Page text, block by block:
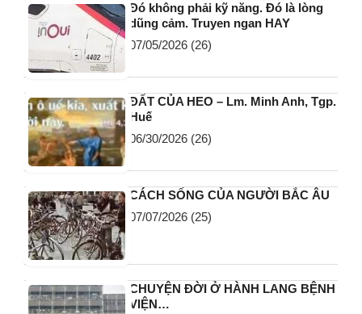
Đó không phải kỹ năng. Đó là lòng
dũng cảm. Truyen ngan HAY
07/05/2026 (26)
ĐẤT CỦA HEO – Lm. Minh Anh, Tgp.
Huế
06/30/2026 (26)
CÁCH SỐNG CỦA NGƯỜI BẮC ÂU
07/07/2026 (25)
CHUYỆN ĐỜI Ở HÀNH LANG BỆNH
VIỆN…